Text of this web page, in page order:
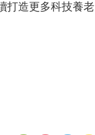
打造更多科技養老